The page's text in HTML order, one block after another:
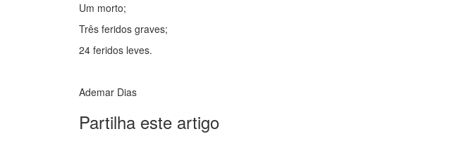
Um morto;
Três feridos graves;
24 feridos leves.
Ademar Dias
Partilha este artigo